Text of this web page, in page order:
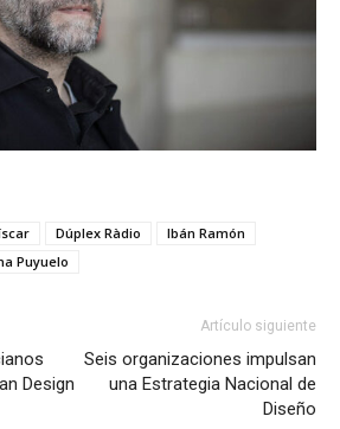
Dúplex Ràdio
Ibán Ramón
Puyuelo
Design
Artículo siguiente
Seis organizaciones impulsan
una Estrategia Nacional de
Diseño